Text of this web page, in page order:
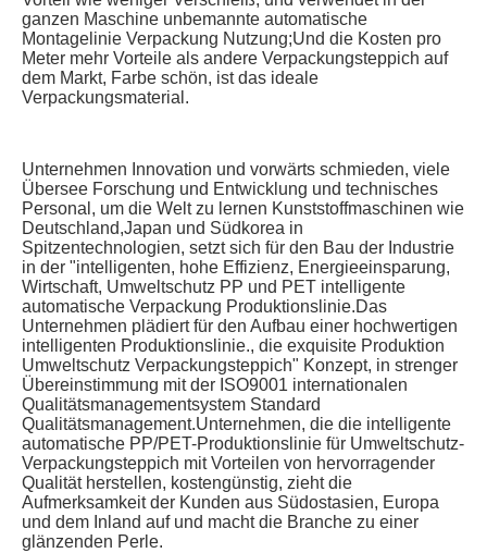
ganzen Maschine unbemannte automatische
Montagelinie Verpackung Nutzung;Und die Kosten pro
Meter mehr Vorteile als andere Verpackungsteppich auf
dem Markt, Farbe schön, ist das ideale
Verpackungsmaterial.
Unternehmen Innovation und vorwärts schmieden, viele
Übersee Forschung und Entwicklung und technisches
Personal, um die Welt zu lernen Kunststoffmaschinen wie
Deutschland,Japan und Südkorea in
Spitzentechnologien, setzt sich für den Bau der Industrie
in der "intelligenten, hohe Effizienz, Energieeinsparung,
Wirtschaft, Umweltschutz PP und PET intelligente
automatische Verpackung Produktionslinie.Das
Unternehmen plädiert für den Aufbau einer hochwertigen
intelligenten Produktionslinie., die exquisite Produktion
Umweltschutz Verpackungsteppich" Konzept, in strenger
Übereinstimmung mit der ISO9001 internationalen
Qualitätsmanagementsystem Standard
Qualitätsmanagement.Unternehmen, die die intelligente
automatische PP/PET-Produktionslinie für Umweltschutz-
Verpackungsteppich mit Vorteilen von hervorragender
Qualität herstellen, kostengünstig, zieht die
Aufmerksamkeit der Kunden aus Südostasien, Europa
und dem Inland auf und macht die Branche zu einer
glänzenden Perle.